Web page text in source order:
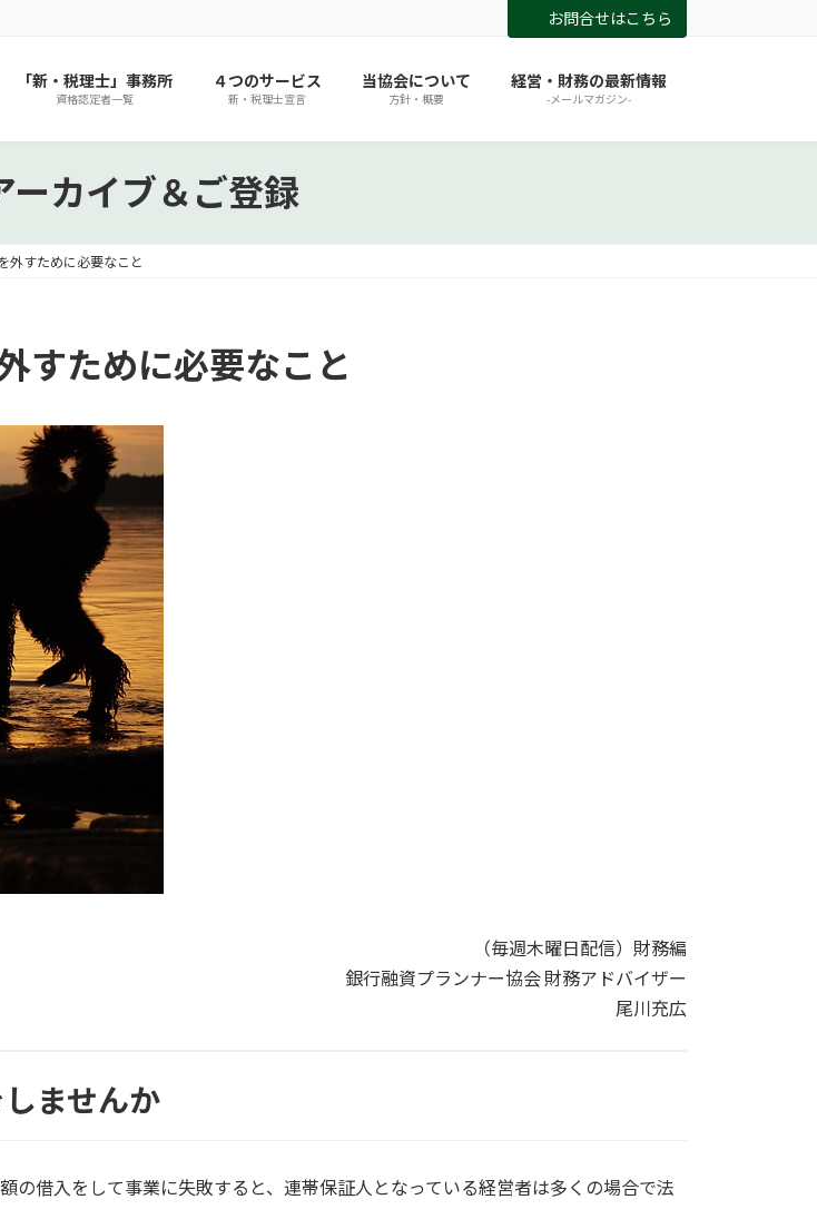
お問合せはこちら
「新・税理士」事務所
資格認定者一覧
４つのサービス
新・税理士宣言
当協会について
方針・概要
経営・財務の最新情報
-メールマガジン-
ーカイブ＆ご登録
外すために必要なこと
すために必要なこと
（毎週木曜日配信）財務編
銀行融資プランナー協会 財務アドバイザー
尾川充広
ませんか
の借入をして事業に失敗すると、連帯保証人となっている経営者は多くの場合で法